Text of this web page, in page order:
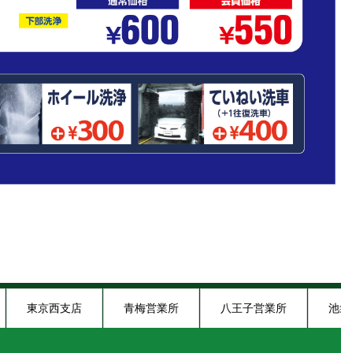
東京西支店 青梅営業所 八王子営業所